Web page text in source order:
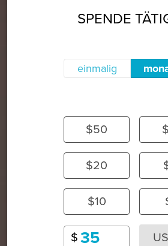
SPENDE
einmalig
$50
$20
$10
$